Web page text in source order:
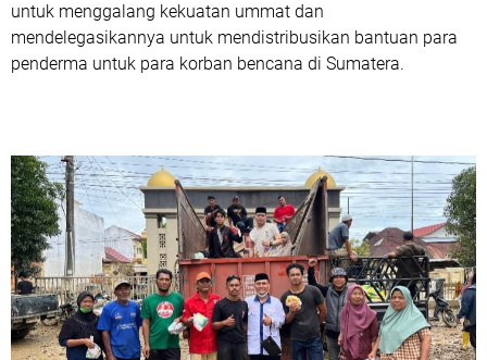
untuk menggalang kekuatan ummat dan
mendelegasikannya untuk mendistribusikan bantuan para
penderma untuk para korban bencana di Sumatera.